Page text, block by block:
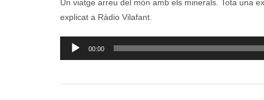
Un viatge arreu del món amb els minerals. Tota una
explicat a Ràdio Vilafant.
Reproductor
d'àudio
00:00